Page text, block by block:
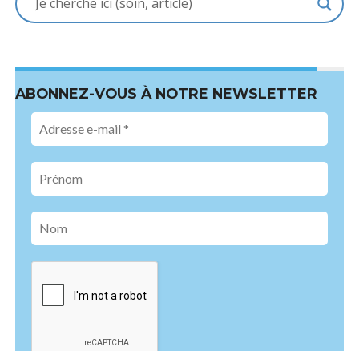
ABONNEZ-VOUS À NOTRE NEWSLETTER